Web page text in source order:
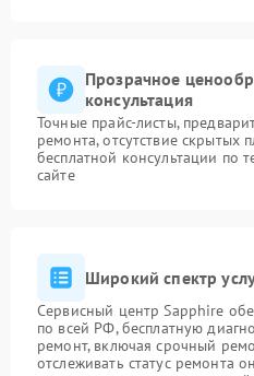
Прозрачное
консультация
Точные прайс-листы,
ремонта, отсутствие скрытых
бесплатной консультации по
сайте
Широкий спектр
Сервисный центр Sapphire
по всей РФ, бесплатную
ремонт, включая срочный
отслеживать статус ремонта